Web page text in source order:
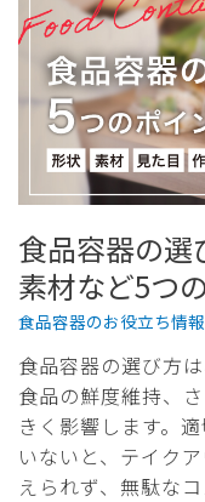
食品容器の選
素材など5つ
食品容器のお役立ち情報
食品容器の選び方
食品の鮮度維持、
きく影響します。
いないと、テイク
えられず、無駄な